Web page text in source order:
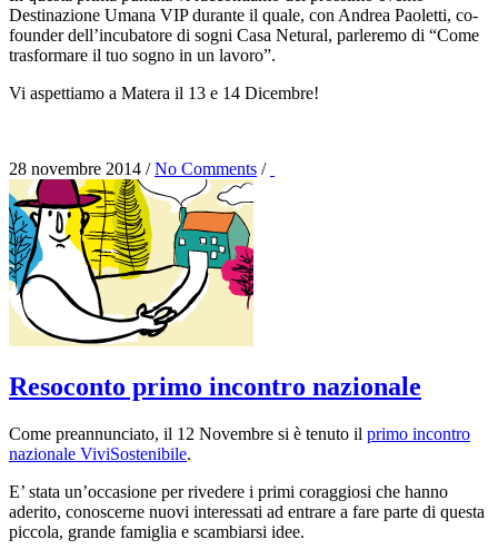
Destinazione Umana VIP durante il quale, con Andrea Paoletti, co-
founder dell’incubatore di sogni Casa Netural, parleremo di “Come
trasformare il tuo sogno in un lavoro”.
Vi aspettiamo a Matera il 13 e 14 Dicembre!
28 novembre 2014 / No Comments /
Resoconto primo incontro nazionale
Come preannunciato, il 12 Novembre si è tenuto il primo incontro
nazionale ViviSostenibile.
E’ stata un’occasione per rivedere i primi coraggiosi che hanno
aderito, conoscerne nuovi interessati ad entrare a fare parte di questa
piccola, grande famiglia e scambiarsi idee.